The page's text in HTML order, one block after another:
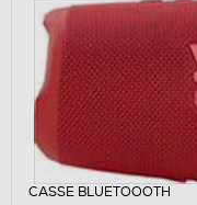
CASSE BLUETOOOTH